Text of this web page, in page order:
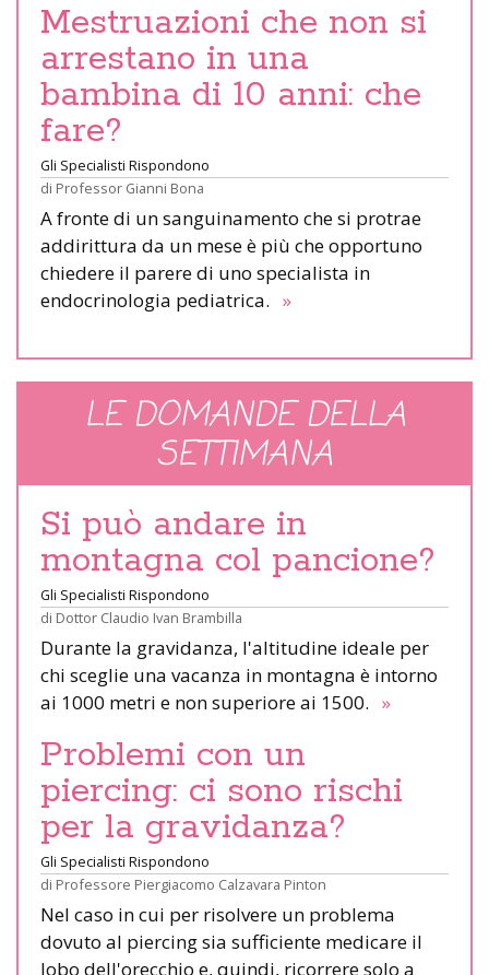
Mestruazioni che non si
arrestano in una
bambina di 10 anni: che
fare?
Gli Specialisti Rispondono
di Professor Gianni Bona
A fronte di un sanguinamento che si protrae
addirittura da un mese è più che opportuno
chiedere il parere di uno specialista in
endocrinologia pediatrica. »
LE DOMANDE DELLA
SETTIMANA
Si può andare in
montagna col pancione?
Gli Specialisti Rispondono
di Dottor Claudio Ivan Brambilla
Durante la gravidanza, l'altitudine ideale per
chi sceglie una vacanza in montagna è intorno
ai 1000 metri e non superiore ai 1500. »
Problemi con un
piercing: ci sono rischi
per la gravidanza?
Gli Specialisti Rispondono
di Professore Piergiacomo Calzavara Pinton
Nel caso in cui per risolvere un problema
dovuto al piercing sia sufficiente medicare il
lobo dell'orecchio e, quindi, ricorrere solo a